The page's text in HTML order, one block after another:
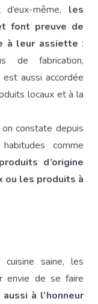
même, les
font preuve de
à leur assiette :
de fabrication,
aussi accordée
locaux et à la
constate depuis
comme
d’origine
ou les produits à
cuisine saine, les
envie de se faire
à l’honneur